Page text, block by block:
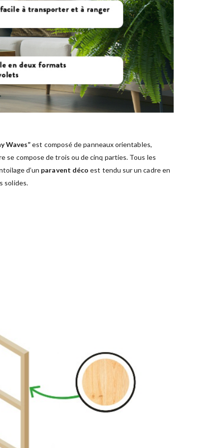
Waves”est composé de panneaux orientables,
se compose de trois ou de cinq parties. Tous les
d’un paravent déco est tendu sur un cadre en
solides.